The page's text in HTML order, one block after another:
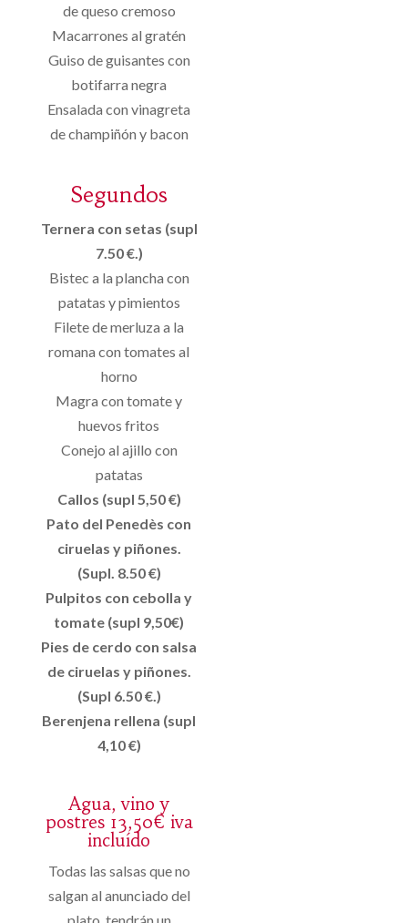
de queso cremoso
Macarrones al gratén
Guiso de guisantes con
botifarra negra
Ensalada con vinagreta
de champiñón y bacon
Segundos
Ternera con setas (supl
7.50 €.)
Bistec a la plancha con
patatas y pimientos
Filete de merluza a la
romana con tomates al
horno
Magra con tomate y
huevos fritos
Conejo al ajillo con
patatas
Callos (supl 5,50 €)
Pato del Penedès con
ciruelas y piñones.
(Supl. 8.50 €)
Pulpitos con cebolla y
tomate (supl 9,50€)
Pies de cerdo con salsa
de ciruelas y piñones.
(Supl 6.50 €.)
Berenjena rellena (supl
4,10 €)
Agua, vino y
postres 13,50€ iva
incluído
Todas las salsas que no
salgan al anunciado del